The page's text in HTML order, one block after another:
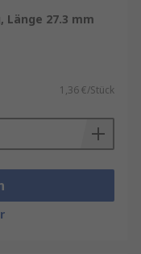
Länge 27.3 mm
1,36 €/Stück